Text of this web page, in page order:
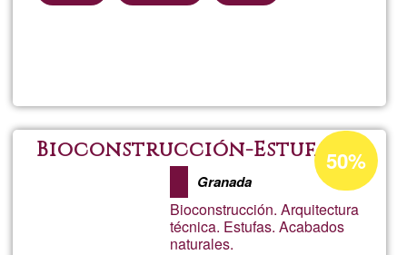
E.CO
Bioconstrucción-Estufas
Granada
Bioconstrucción. Arquitectura
técnica. Estufas. Acabados
naturales.
Acceptance
percentage
Ğ1
50%